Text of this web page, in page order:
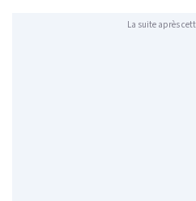
La suite après